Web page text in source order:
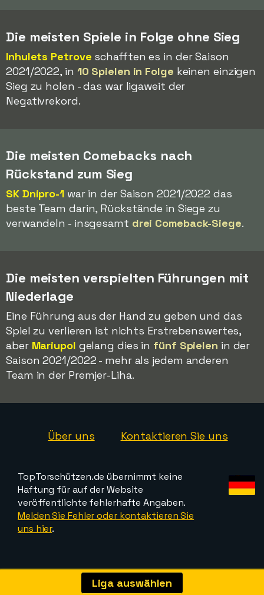
Die meisten Spiele in Folge ohne Sieg
Inhulets Petrove schafften es in der Saison
2021/2022, in 10 Spielen in Folge keinen einzigen
Sieg zu holen - das war ligaweit der
Negativrekord.
Die meisten Comebacks nach
Rückstand zum Sieg
SK Dnipro-1war in der Saison 2021/2022 das
beste Team darin, Rückstände in Siege zu
verwandeln - insgesamt drei Comeback-Siege.
Die meisten verspielten Führungen mit
Niederlage
Eine Führung aus der Hand zu geben und das
Spiel zu verlieren ist nichts Erstrebenswertes,
aber Mariupol gelang dies in fünf Spielen in der
Saison 2021/2022 - mehr als jedem anderen
Team in der Premjer-Liha.
Über uns Kontaktieren Sie uns
TopTorschützen.de übernimmt keine
Haftung für auf der Website
veröffentlichte fehlerhafte Angaben.
Melden Sie Fehler oder kontaktieren Sie
uns hier.
Liga auswählen